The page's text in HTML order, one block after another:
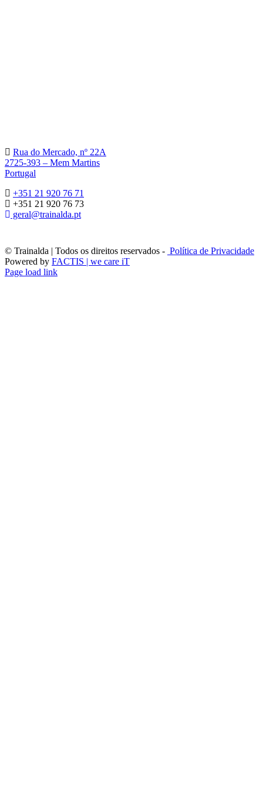
Rua do Mercado, nº 22A
2725-393 – Mem Martins
Portugal
+351 21 920 76 71
+351 21 920 76 73
geral@trainalda.pt
© Trainalda | Todos os direitos reservados - Política de Privacidade
Powered by FACTIS | we care iT
Page load link